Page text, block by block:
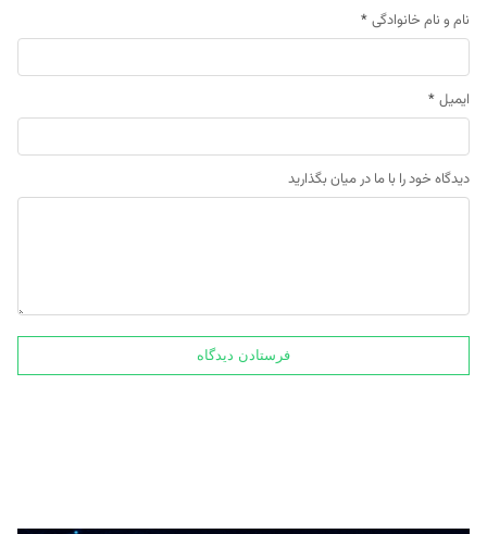
نام و نام خانوادگی *
ایمیل *
دیدگاه خود را با ما در میان بگذارید